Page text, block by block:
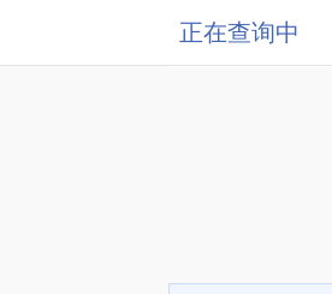
正在查询中